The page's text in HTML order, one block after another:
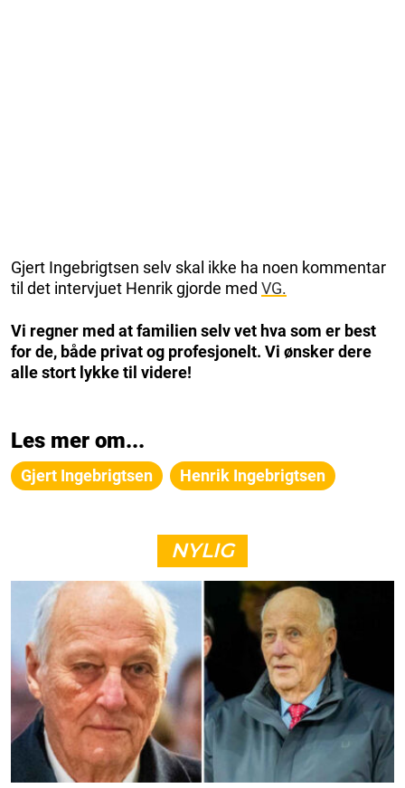
Gjert Ingebrigtsen selv skal ikke ha noen kommentar
til det intervjuet Henrik gjorde med VG.
Vi regner med at familien selv vet hva som er best
for de, både privat og profesjonelt. Vi ønsker dere
alle stort lykke til videre!
Les mer om...
Gjert Ingebrigtsen Henrik Ingebrigtsen
NYLIG